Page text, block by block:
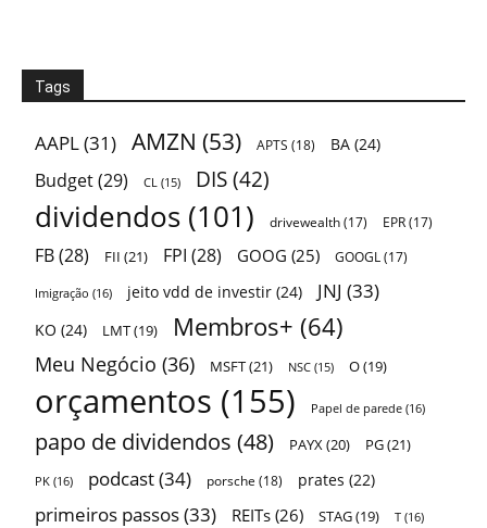
Tags
AAPL(31) AMZN (53) APTS (18) BA (24)
Budget(29) CL (15) DIS (42)
dividendos (101) drivewealth(17) EPR(17)
FB(28) FII (21) FPI (28) GOOG (25) GOOGL (17)
Imigração (16) jeito vdd de investir (24) JNJ (33)
KO (24) LMT(19) Membros+ (64)
Meu Negócio (36) MSFT(21) NSC (15) O(19)
orçamentos (155) Papel de parede (16)
papo de dividendos (48) PAYX(20) PG(21)
PK (16) podcast(34) porsche (18) prates (22)
primeiros passos(33) REITs (26) STAG(19) T (16)